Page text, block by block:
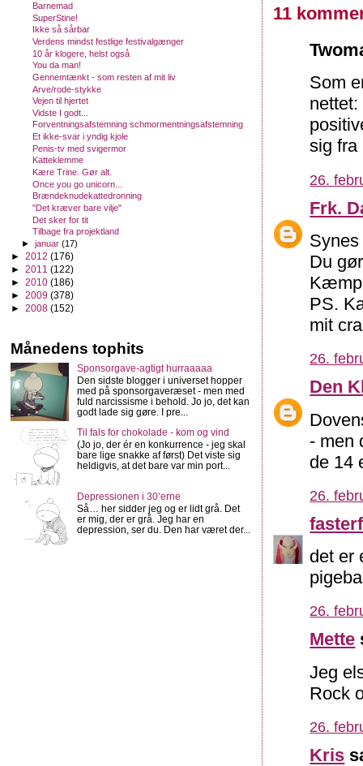
11
Som
sig fra
26.
Frk.
Du
PS.
mit
26.
Den
- men
de 14
26.
det er
26.
Mette
Jeg
Rock
26.
Kris
Barnemad
SuperStine!
Ikke så sårbar
Verdens mindst festlige festivalgænger
10 år klogere, helst også
You da man!
Gennemtænkt - som resten af mit liv
Arve/rode-stykke
Vejen til hjertet
Vidste I godt...
Forventningsafstemning schmormentningsafstemning
Et ikke-svar i yndig kjole
Penis-tv med svigermor
Katteklemme
Kære Trine. Gør alt.
Once you go unicorn...
Brændeknudekattedronning
"Det kræver bare vilje"
Det sker for tit
Tilbage fra projektland
►januar(17)
► 2012 (176)
► 2011 (122)
► 2010 (186)
► 2009 (378)
► 2008 (152)
Månedens tophits
Sponsorgave-agtigt hurraaaaa
Den sidste blogger i universet hopper
med på sponsorgaveræset - men med
fuld narcissisme i behold. Jo jo, det kan
godt lade sig gøre. I pre...
Til fals for chokolade - kom og vind
(Jo jo, der ér en konkurrence - jeg skal
bare lige snakke af først) Det viste sig
heldigvis, at det bare var min port...
Depressionen i 30’erne
Så… her sidder jeg og er lidt grå. Det
er mig, der er grå. Jeg har en
depression, ser du. Den har været der...